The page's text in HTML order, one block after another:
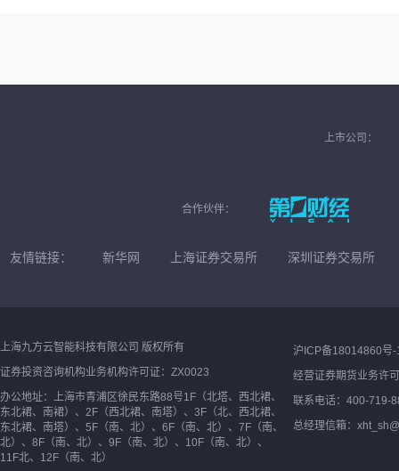
上市公司：
合作伙伴：
友情链接： 新华网 上海证券交易所 深圳证券交易所
上海九方云智能科技有限公司 版权所有
证券投资咨询机构业务机构许可证：ZX0023
办公地址：上海市青浦区徐民东路88号1F（北塔、西北裙、
东北裙、南裙）、2F（西北裙、南塔）、3F（北、西北裙、
东北裙、南塔）、5F（南、北）、6F（南、北）、7F（南、
北）、8F（南、北）、9F（南、北）、10F（南、北）、
11F北、12F（南、北）
沪ICP备18014860号-
经营证券期货业务许
联系电话：400-719-
总经理信箱：